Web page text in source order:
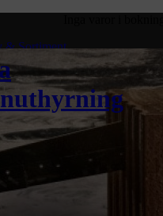
exkl. moms. inkl. moms.